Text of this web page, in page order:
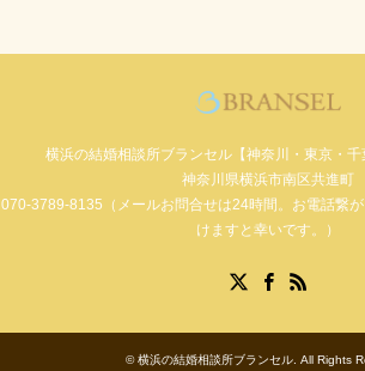
横浜の結婚相談所ブランセル【神奈川・東京・千
神奈川県横浜市南区共進町
070-3789-8135（メールお問合せは24時間。お電話繋
けますと幸いです。）
©横浜の結婚相談所ブランセル. All Rights